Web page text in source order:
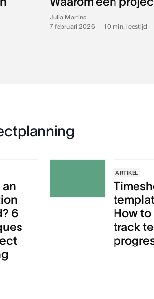
Julia Martins
7 februari 2026
10 min. leestijd
an
6
ARTIKEL
How to
track